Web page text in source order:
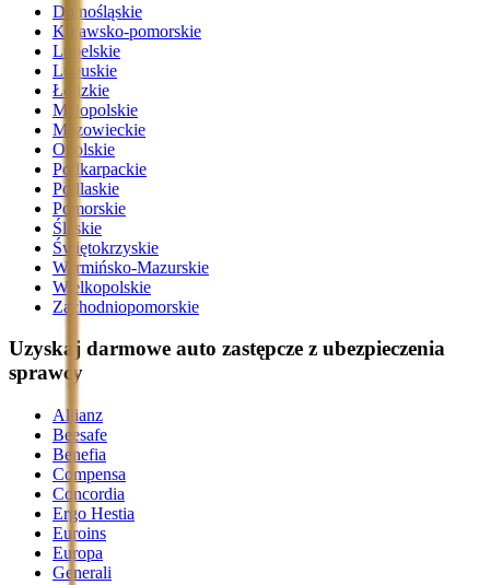
Dolnośląskie
Kujawsko-pomorskie
Lubelskie
Lubuskie
Łódzkie
Małopolskie
Mazowieckie
Opolskie
Podkarpackie
Podlaskie
Pomorskie
Śląskie
Świętokrzyskie
Warmińsko-Mazurskie
Wielkopolskie
Zachodniopomorskie
Uzyskaj darmowe auto zastępcze z ubezpieczenia
sprawcy
Allianz
Beesafe
Benefia
Compensa
Concordia
Ergo Hestia
Euroins
Europa
Generali